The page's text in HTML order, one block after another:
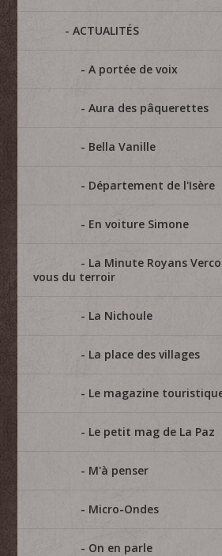
ACTUALITÉS
A portée de voix
Aura des pâquerettes
Bella Vanille
Département de l'Isère
En voiture Simone
La Minute Royans
vous du terroir
La Nichoule
La place des villages
Le magazine
Le petit mag de La Paz
M'à penser
Micro-Ondes
On en parle